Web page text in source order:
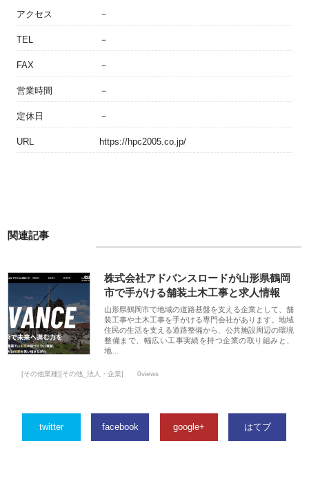
アクセス －
TEL －
FAX －
営業時間 －
定休日 －
URL https://hpc2005.co.jp/
関連記事
株式会社アドバンスロードが山形県鶴岡
市で手がける舗装土木工事と求人情報
山形県鶴岡市で地域の道路基盤を支える企業として、舗
装工事や土木工事を手がける専門会社があります。地域
住民の生活を支える道路整備から、公共施設周辺の環境
整備まで、幅広い工事実績を持つ企業の取り組みと、
地…
[その他業種][その他_法人・企業] 0views
twitter facebook google+ はてブ